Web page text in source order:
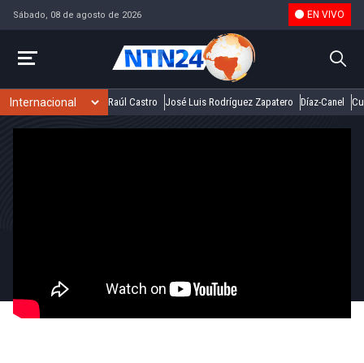
Sábado, 08 de agosto de 2026 EN VIVO
Raúl Castro José Luis Rodríguez Zapatero Díaz-Canel